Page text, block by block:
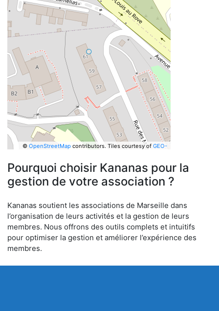
© OpenStreetMapcontributors. Tiles courtesy of GEO-
Pourquoi choisir Kananas pour la
gestion de votre association ?
Kananas soutient les associations de Marseille dans
l’organisation de leurs activités et la gestion de leurs
membres. Nous offrons des outils complets et intuitifs
pour optimiser la gestion et améliorer l’expérience des
membres.